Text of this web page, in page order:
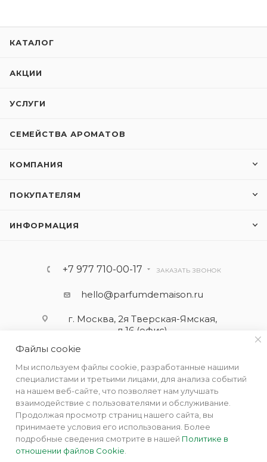
КАТАЛОГ
АКЦИИ
УСЛУГИ
СЕМЕЙСТВА АРОМАТОВ
КОМПАНИЯ
ПОКУПАТЕЛЯМ
ИНФОРМАЦИЯ
+7 977 710-00-17 ЗАКАЗАТЬ ЗВОНОК
hello@parfumdemaison.ru
г. Москва, 2я Тверская-Ямская,
д.16 (офис)
Файлы cookie
Мы используем файлы cookie, разработанные нашими
специалистами и третьими лицами, для анализа событий
на нашем веб-сайте, что позволяет нам улучшать
взаимодействие с пользователями и обслуживание.
Продолжая просмотр страниц нашего сайта, вы
принимаете условия его использования. Более
подробные сведения смотрите в нашей Политике в
отношении файлов Cookie